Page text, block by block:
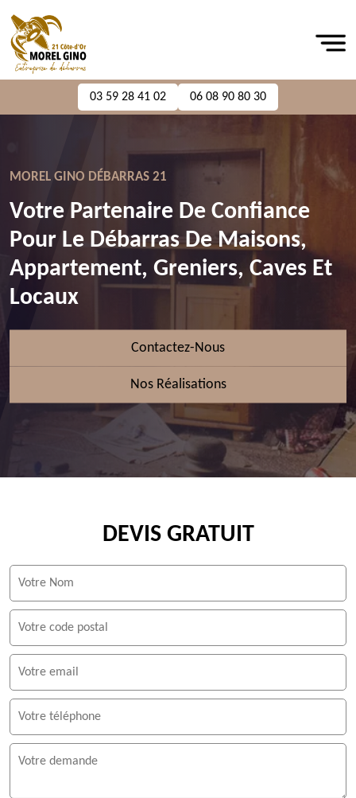
03 59 28 41 02 06 08 90 80 30
MOREL GINO DÉBARRAS 21
Votre Partenaire De Confiance
Pour Le Débarras De Maisons,
Appartement, Greniers, Caves Et
Locaux
Contactez-Nous
Nos Réalisations
DEVIS GRATUIT